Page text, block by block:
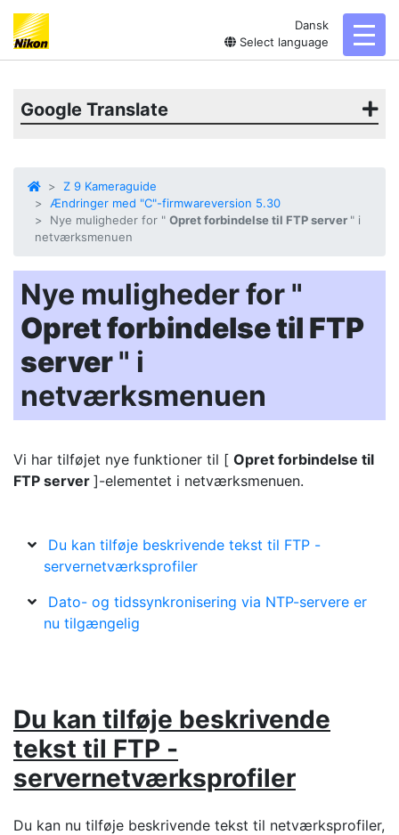
Dansk
Select language
Google Translate
Z 9 Kameraguide
Ændringer med "C"-firmwareversion 5.30
Nye muligheder for " Opret forbindelse til FTP server " i
netværksmenuen
Nye muligheder for "
Opret forbindelse til FTP
server" i
netværksmenuen
Vi har tilføjet nye funktioner til [ Opret forbindelse til
FTP server ]-elementet i netværksmenuen.
Du kan tilføje beskrivende tekst til FTP -
servernetværksprofiler
Dato- og tidssynkronisering via NTP-servere er
nu tilgængelig
Du kan tilføje beskrivende
tekst til FTP -
servernetværksprofiler
Du kan nu tilføje beskrivende tekst til netværksprofiler,